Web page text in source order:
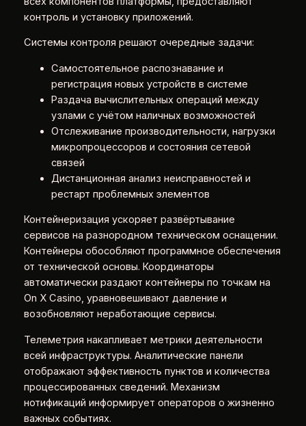
контроль и установку приложений.
Системы контроля решают очередные задачи:
Самостоятельное распознавание и
регистрация новых устройств в системе
Раздача вычислительных операций между
узлами с учётом наличных возможностей
Отслеживание производительности, нагрузки
микропроцессоров и состояния сетевой
связей
Дистанционная анализ неисправностей и
рестарт проблемных элементов
Контейнеризация ускоряет развёртывание
сервисов на разнородном техническом оснащении.
Контейнеры обособляют программное обеспечения
от технической основы. Координаторы
автоматически раздают контейнеры по точкам на
On X Casino, уравновешивают давление и
возобновляют неработающие сервисы.
Телеметрия накапливает метрики деятельности
всей инфраструктуры. Аналитические панели
отображают эффективность пунктов и количества
процессированных сведений. Механизм
нотификаций информирует операторов о жизненно
важных событиях.